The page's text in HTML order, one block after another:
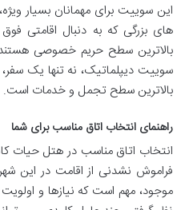
این سوییت برای مهمانان بسیار
های بزرگی که به دنبال اقامتی
بالاترین سطح حریم خصوصی
سوییت دیپلماتیک، نه تنها یک
بالاترین سطح تجمل و خدمات است.
راهنمای انتخاب اتاق مناسب برای شما
انتخاب اتاق مناسب در هتل حیات
فراموش نشدنی از اقامت در این
موجود، مهم است که نیازها و